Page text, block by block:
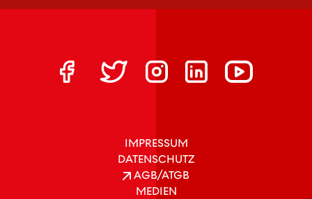
IMPRESSUM
DATENSCHUTZ
AGB/ATGB
MEDIEN